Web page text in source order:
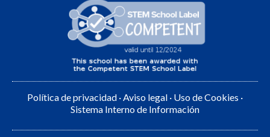
Política de privacidad ·Aviso legal · Uso de Cookies ·
Sistema Interno de Información